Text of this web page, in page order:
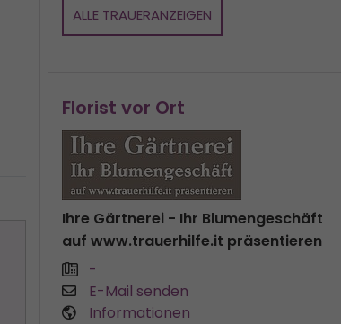
ALLE TRAUERANZEIGEN
Florist vor Ort
Ihre Gärtnerei - Ihr Blumengeschäft
auf www.trauerhilfe.it präsentieren
-
E-Mail senden
Informationen